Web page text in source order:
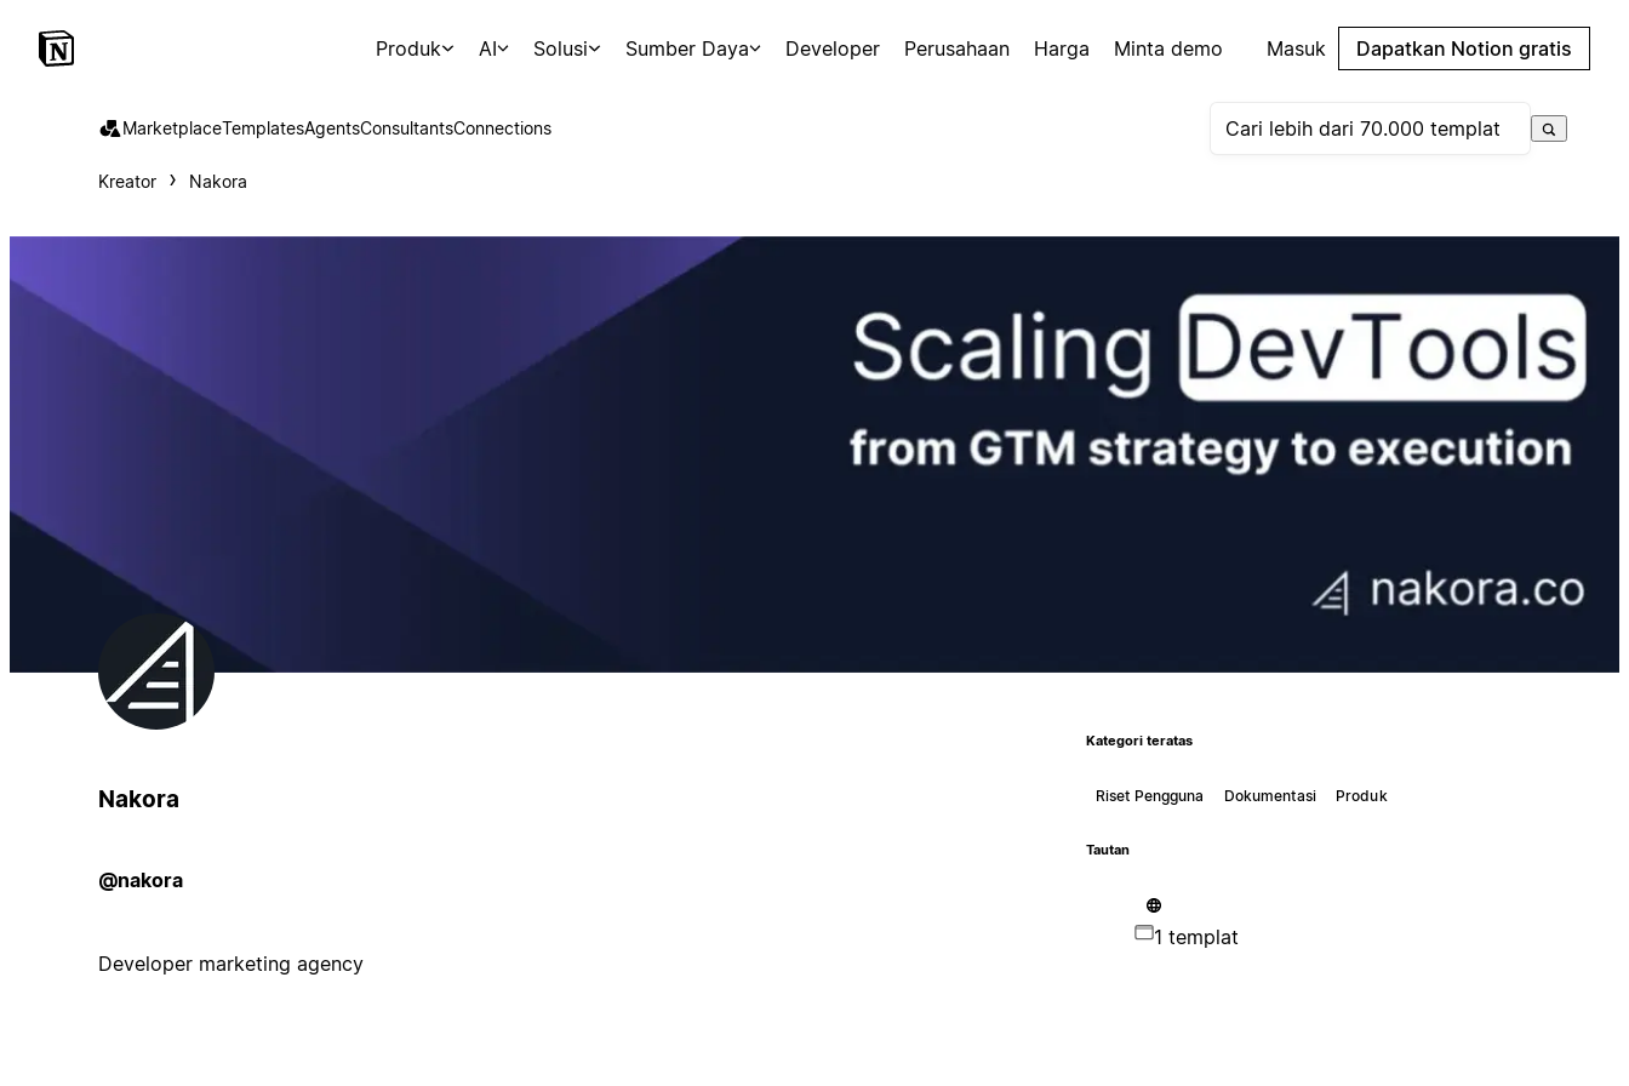
Produk AI Solusi Sumber Daya Developer Perusahaan Harga Minta demo Masuk Dapatkan Notion gratis
MarketplaceTemplatesAgentsConsultantsConnections
Kreator Nakora
Nakora
@nakora
Developer marketing agency
Kategori teratas
Riset Pengguna Dokumentasi Produk
Tautan
1 templat